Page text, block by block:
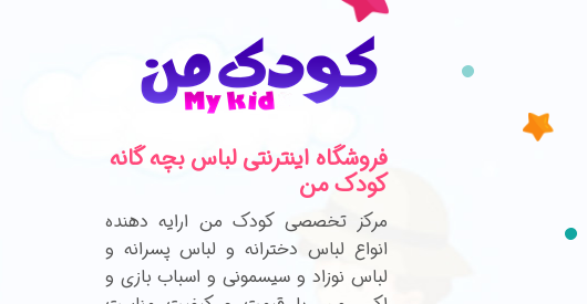
فروشگاه اینترنتی لباس بچه گانه
کودک من
مرکز تخصصی کودک من ارایه دهنده
انواع لباس دخترانه و لباس پسرانه و
لباس نوزاد و سیسمونی و اسباب بازی و